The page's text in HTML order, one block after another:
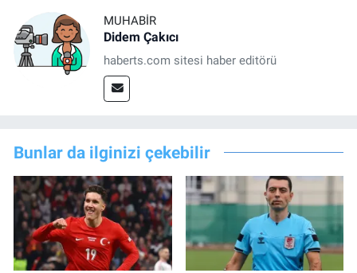
MUHABIR
Didem Çakıcı
haberts.com sitesi haber editörü
Bunlar da ilginizi çekebilir